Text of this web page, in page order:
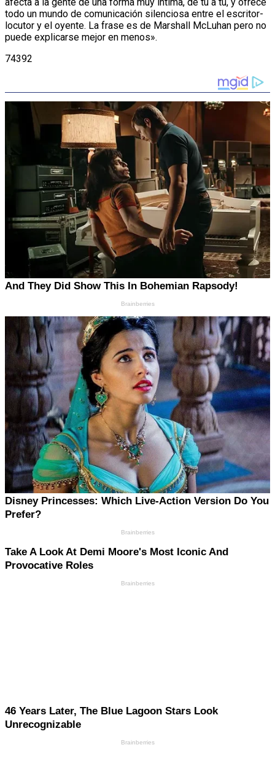
todo un mundo de comunicación silenciosa entre el escritor-
locutor y el oyente. La frase es de Marshall McLuhan pero no
puede explicarse mejor en menos».
74392